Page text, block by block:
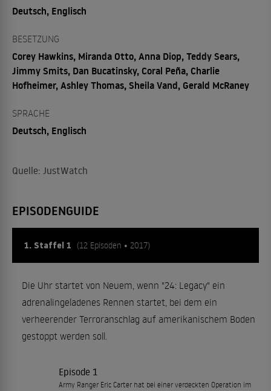
Deutsch, Englisch
BESETZUNG
Corey Hawkins, Miranda Otto, Anna Diop, Teddy Sears,
Jimmy Smits, Dan Bucatinsky, Coral Peña, Charlie
Hofheimer, Ashley Thomas, Sheila Vand, Gerald McRaney
SPRACHE
Deutsch, Englisch
Quelle: JustWatch
EPISODENGUIDE
1. Staffel 1 (12 Episoden • 2017)
Die Uhr startet von Neuem, wenn "24: Legacy" ein
adrenalingeladenes Rennen startet, bei dem ein
verheerender Terroranschlag auf amerikanischem Boden
gestoppt werden soll.
Episode 1
Army Ranger Eric Carter hat bei einer verdeckten Operation im